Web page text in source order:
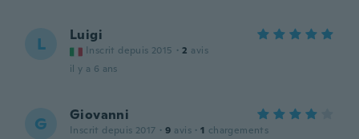
L Luigi
Inscrit depuis 2015 · 2 avis
il y a 6 ans
G Giovanni
Inscrit depuis 2017 · 9 avis · 1 chargements